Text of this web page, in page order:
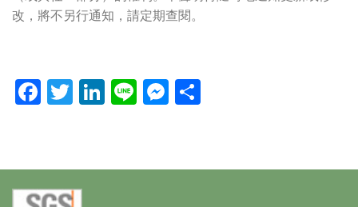
改，將不另行通知，請定期查閱。
Facebook
Twitter
LinkedIn
LineMessenger